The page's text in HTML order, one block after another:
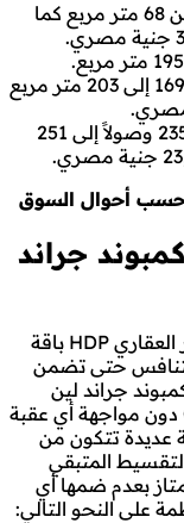
الشقق السكنية تبدأ المساحات بها من 68 متر مربع كما
فلل تاون هاوس تأتي بمساحات من 169 إلى 203 متر مربع
فلل مستقلة تبدأ المساحات بها من 235 وصولاً إلى 251
حسب أحوال السوق
جراند
تقدم لك شركة التعمير والإسكان للاستثمار العقاري HDP باقة
حتى تضمن
جراند لين
التجمع السادس Grand Lane New Cairo دون مواجهة أي عقبة
عديدة تتكون من
لتقسيط المتبقي
بعدم ضمها أي
على النحو التالي: